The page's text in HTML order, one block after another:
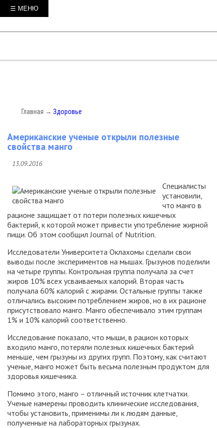
☰ МЕНЮ
Главная → Здоровье
Американские ученые открыли полезные
свойства манго
13.09.2016
Специалисты
установили,
что манго в
рационе защищает от потери полезных кишечных
бактерий, к которой может привести употребление жирной
пищи. Об этом сообщил Journal of Nutrition.
Исследователи Университета Оклахомы сделали свои
выводы после экспериментов на мышах. Грызунов поделили
на четыре группы. Контрольная группа получала за счет
жиров 10% всех усваиваемых калорий. Вторая часть
получала 60% калорий с жирами. Остальные группы также
отличались высоким потреблением жиров, но в их рационе
присутствовало манго. Манго обеспечивало этим группам
1% и 10% калорий соответственно.
Исследование показало, что мыши, в рацион которых
входило манго, потеряли полезных кишечных бактерий
меньше, чем грызуны из других групп. Поэтому, как считают
ученые, манго может быть весьма полезным продуктом для
здоровья кишечника.
Помимо этого, манго – отличный источник клетчатки.
Ученые намерены проводить клинические исследования,
чтобы установить, применимы ли к людям данные,
полученные на лабораторных грызунах.